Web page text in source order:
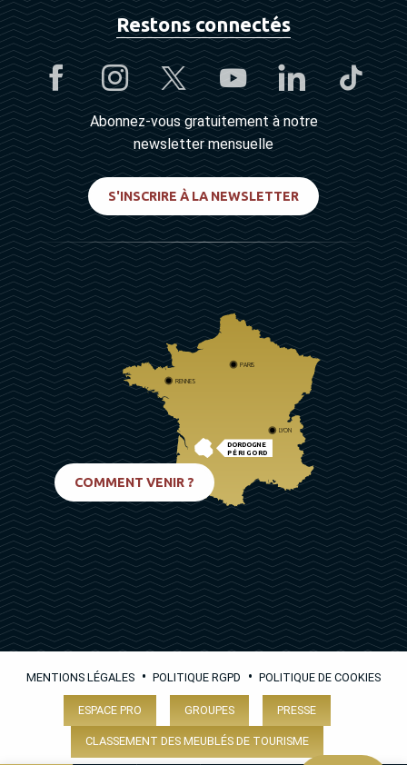
Restons connectés
Abonnez-vous gratuitement à notre
newsletter mensuelle
S'INSCRIRE À LA NEWSLETTER
DORDOGNE
PÉRIGORD
PARIS
RENNES
LYON
COMMENT VENIR ?
MENTIONS LÉGALES • POLITIQUE RGPD • POLITIQUE DE COOKIES
ESPACE PRO GROUPES PRESSE
CLASSEMENT DES MEUBLÉS DE TOURISME